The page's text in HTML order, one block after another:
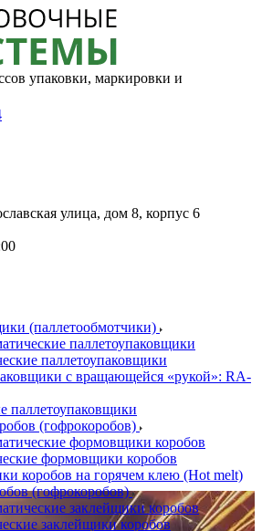
упаковки, маркировки и
улица, дом 8, корпус 6
(паллетообмотчики)
паллетоупаковщики
паллетоупаковщики
с вращающейся «рукой»: RA-
паллетоупаковщики
(гофрокоробов)
формовщики коробов
формовщики коробов
коробов на горячем клею (Hot melt)
(гофрокоробов)
заклейщики коробов
заклейщики коробов